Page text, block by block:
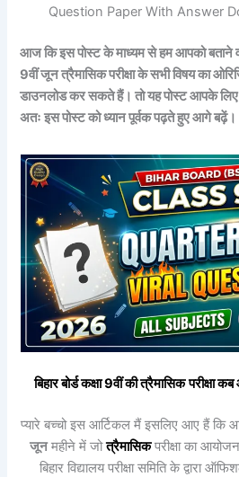
Question Paper With Answer
आज कि इस पोस्ट के माध्यम से हम आपको बताने
9वीं जून त्रैमासिक परीक्षाके सभीविषय का
डाउनलोड कर सकते हैं। तो यह पोस्ट आपके लिए
अतः इस पोस्ट को ध्यान पूर्वक पढ़ते हुए आगे बढ़ें।
बिहार बोर्ड कक्षा 9वीं कीत्रैमासिक परीक्षा
प्यारे बच्चो इस आर्टिकल मैं इसलिए आए हैं कि
जूनमहीने में जोत्रैमासिकपरीक्षा का
बिहार विद्यालय परीक्षा समिति के द्वारा